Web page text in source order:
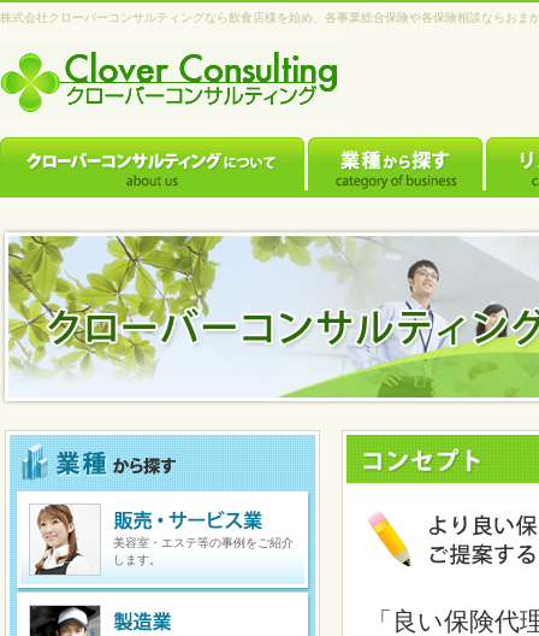
株式会社クローバーコンサルティングなら飲食店様を始め、各事業総合保険や各保険相談ならおま
「良い保険代
美容室・エステ等の事例をご紹介
します。